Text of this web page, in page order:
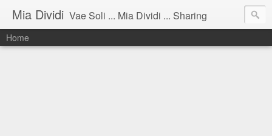
Mia Dividi Vae Soli ... Mia Dividi ... Sharing
Home